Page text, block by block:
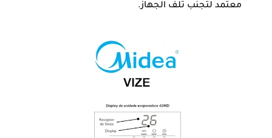
معتمد لتجنب تلف الجهاز.